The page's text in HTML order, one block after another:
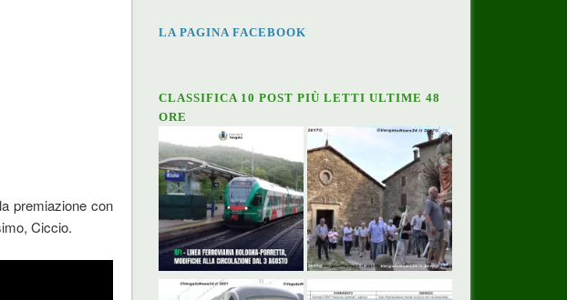
premiazione con
Ciccio.
LA PAGINA FACEBOOK
CLASSIFICA 10 POST PIÙ LETTI ULTIME 48
ORE